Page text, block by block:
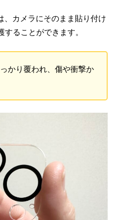
、カメラにそのまま貼り付け
ることができます。
かり覆われ、傷や衝撃か